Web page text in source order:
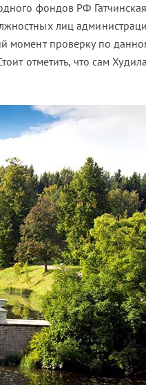
фондов РФ
лиц
момент проверку по
отметить, что сам